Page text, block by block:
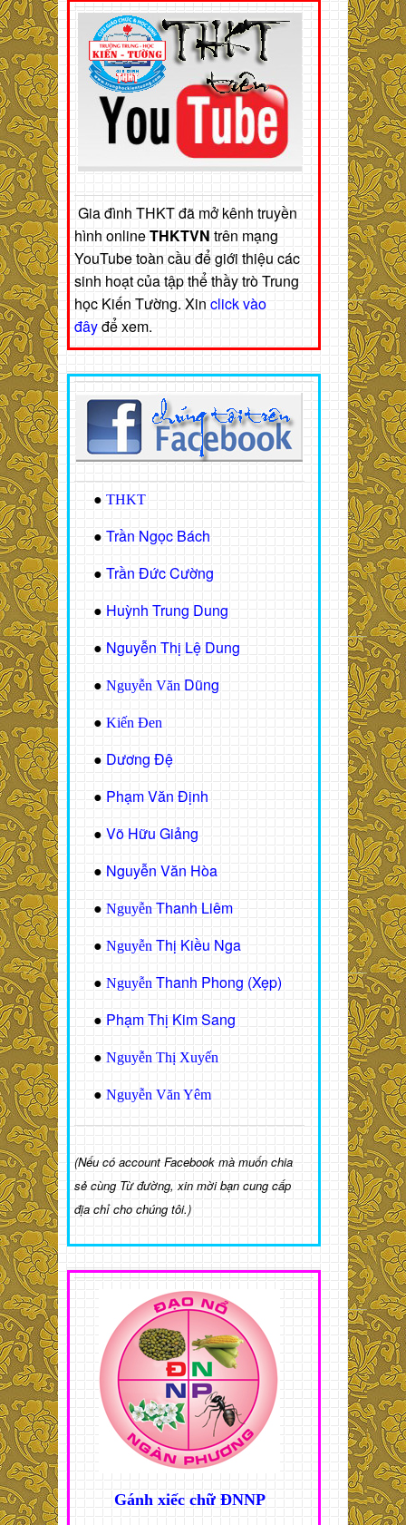
Gia đình THKT đã mở kênh truyền
hình onlineTHKTVN trên mạng
YouTube toàn cầu để giới thiệu các
sinh hoạt của tập thể thầy trò Trung
học Kiến Tường. Xin click vào
đâyđể xem.
● THKT
● Trần Ngọc Bách
● Trần Đức Cường
● Huỳnh Trung Dung
● Nguyễn Thị Lệ Dung
● Nguyễn Văn Dũng
● Kiến Đen
● Dương Đệ
● Phạm Văn Định
● Võ Hữu Giảng
● Nguyễn Văn Hòa
● Nguyễn Thanh Liêm
● Nguyễn Thị Kiều Nga
● Nguyễn Thanh Phong (Xẹp)
● Phạm Thị Kim Sang
● Nguyễn Thị Xuyến
● Nguyễn Văn Yêm
(Nếu có account Facebook mà muốn chia
sẻ cùng Từ đường, xin mời bạn cung cấp
địa chỉ cho chúng tôi.)
Gánh xiếc chữ ĐNNP